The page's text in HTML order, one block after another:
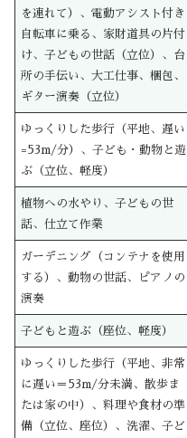
を連れて）、電動アシスト付き
自転車に乗る、家財道具の片付
け、子どもの世話（立位）、台
所の手伝い、大工仕事、梱包、
ギター演奏（立位）
ゆっくりした歩行（平地、遅い
=53m/分）、子ども・動物と遊
ぶ（立位、軽度）
植物への水やり、子どもの世
話、仕立て作業
ガーデニング（コンテナを使用
する）、動物の世話、ピアノの
演奏
子どもと遊ぶ（座位、軽度）
ゆっくりした歩行（平地、非常
に遅い＝53m/分未満、散歩ま
たは家の中）、料理や食材の準
備（立位、座位）、洗濯、子ど